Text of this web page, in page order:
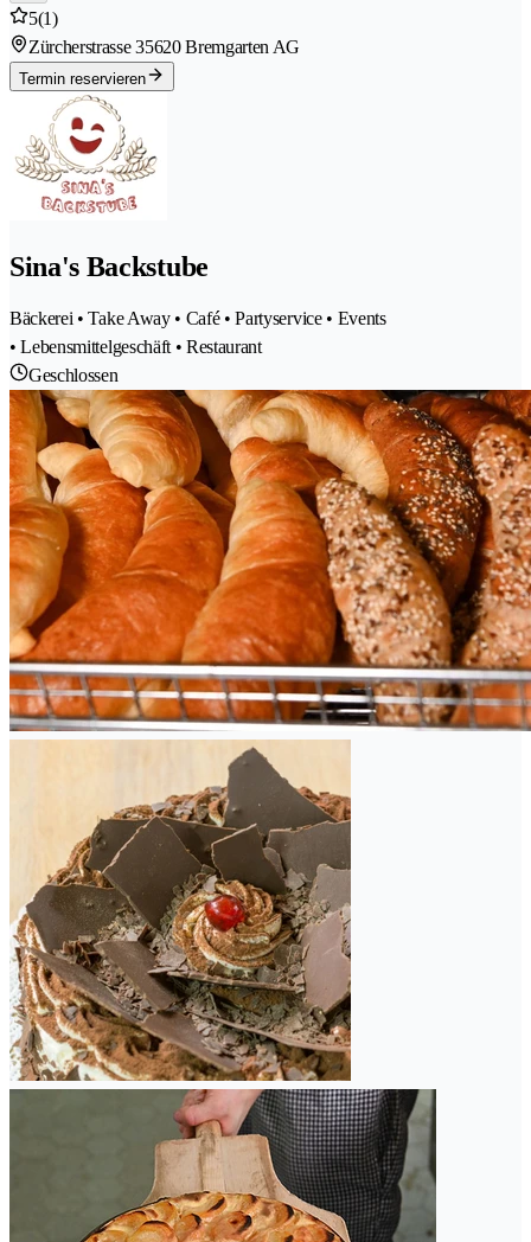
5(1)
Zürcherstrasse 35620 Bremgarten AG
Termin reservieren
Sina's Backstube
Bäckerei • Take Away • Café • Partyservice • Events
• Lebensmittelgeschäft • Restaurant
Geschlossen